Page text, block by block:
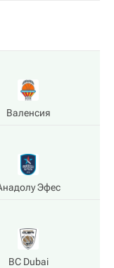
Валенсия
Эфес
BC Dubai